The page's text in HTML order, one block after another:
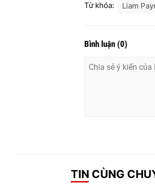
Từ khóa: Liam
Bình luận (0)
TIN CÙNG